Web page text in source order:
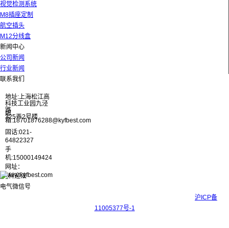
视觉检测系统
M8插座定制
航空插头
M12分线盒
新闻中心
公司新闻
行业新闻
联系我们
地址:上海松江高
科技工业园九泾
路
325弄2号楼
邮
箱:18701876288@kyfbest.com
固话:021-
64822327
手
机:15000149424
网址：
www.kyfbest.com
沪ICP备
11005377号-1